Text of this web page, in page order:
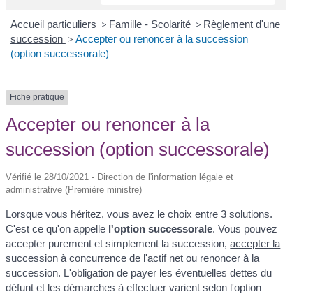
Accueil particuliers > Famille - Scolarité > Règlement d'une
succession > Accepter ou renoncer à la succession
(option successorale)
Fiche pratique
Accepter ou renoncer à la
succession (option successorale)
Vérifié le 28/10/2021 - Direction de l'information légale et
administrative (Première ministre)
Lorsque vous héritez, vous avez le choix entre 3 solutions.
C'est ce qu'on appelle l'option successorale. Vous pouvez
accepter purement et simplement la succession,accepter la
succession à concurrence de l'actif net ou renoncer à la
succession. L'obligation de payer les éventuelles dettes du
défunt et les démarches à effectuer varient selon l'option